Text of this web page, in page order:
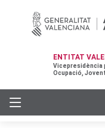
ENTITAT
Vicepresidència
Ocupació,